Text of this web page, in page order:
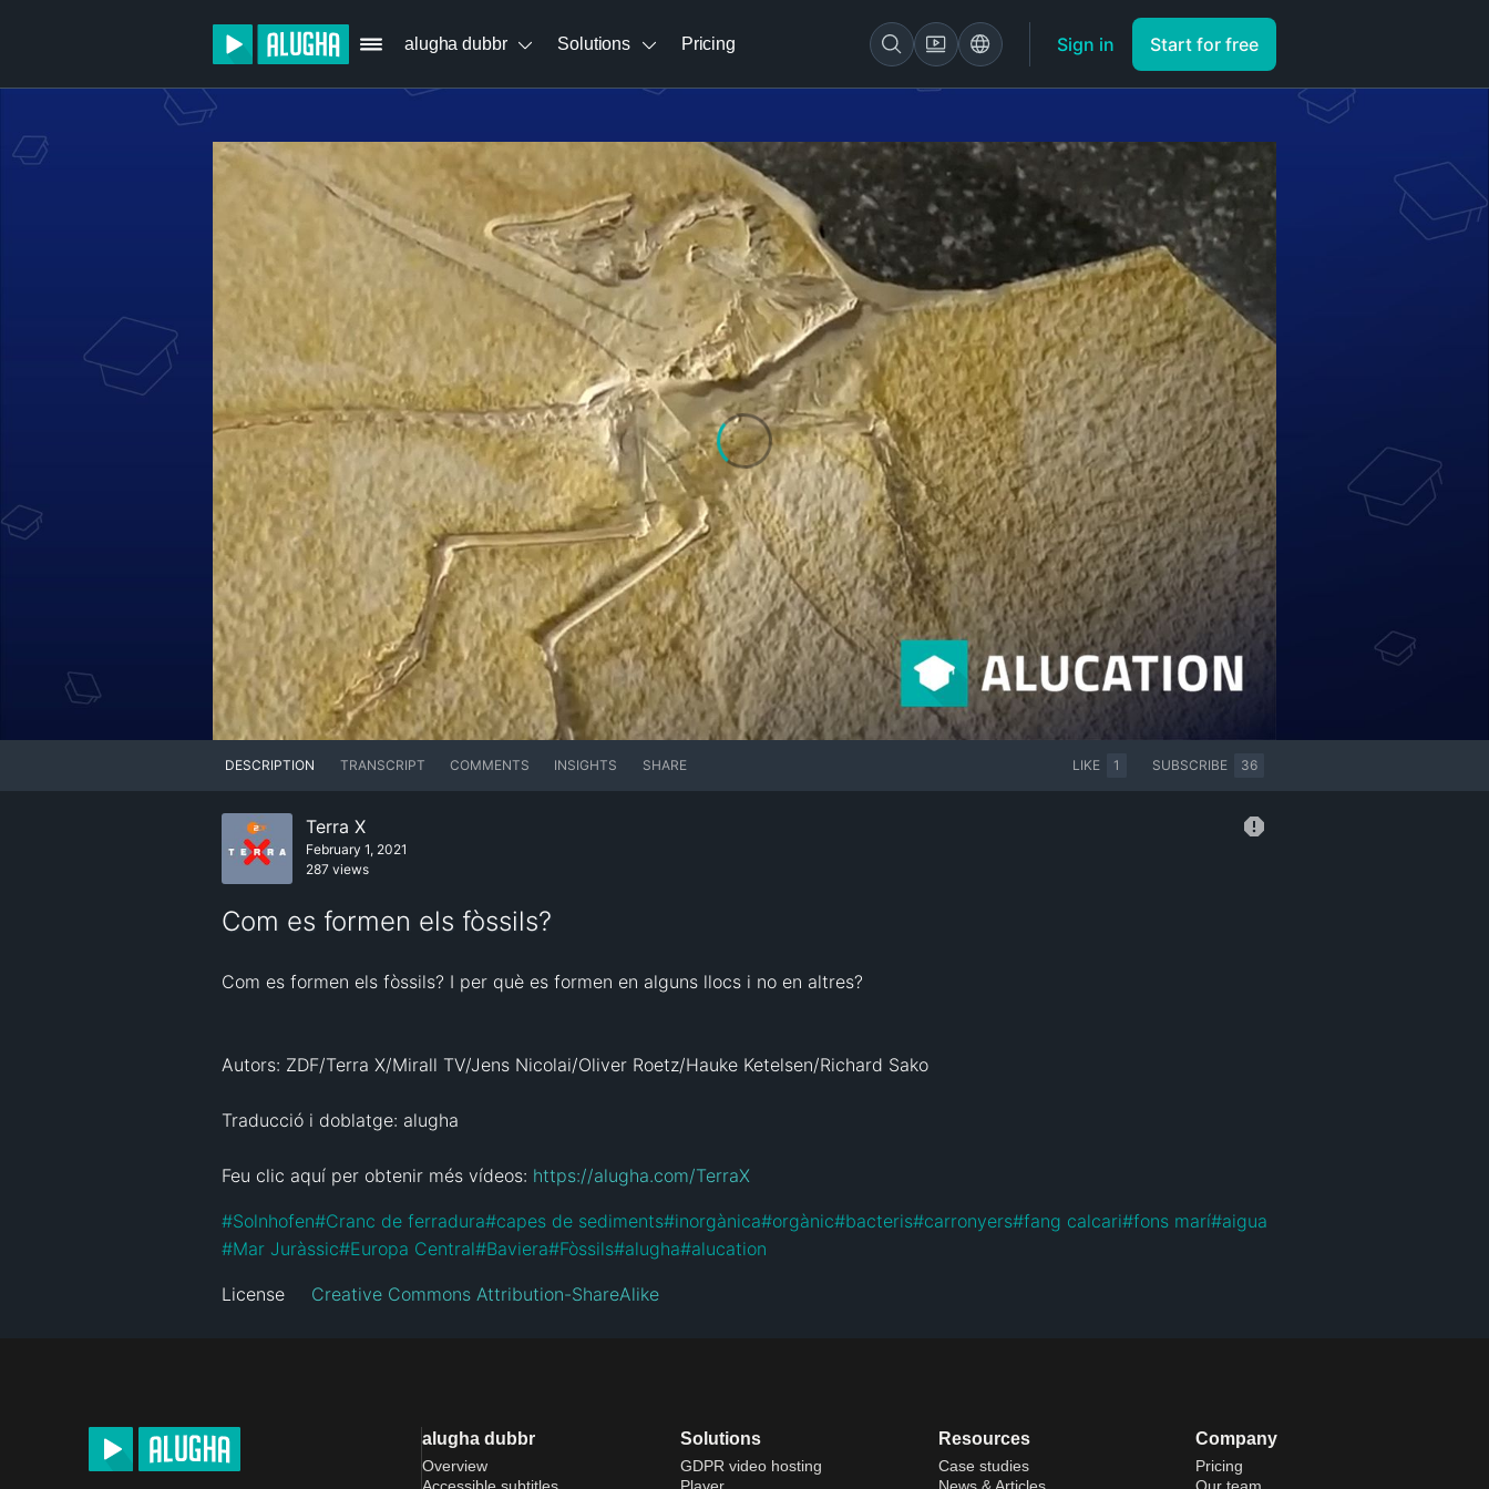
alugha dubbr Solutions Pricing Sign in Start for free
DESCRIPTION TRANSCRIPT COMMENTS INSIGHTS SHARE LIKE 1 SUBSCRIBE 36
Terra X
February 1, 2021
287 views
Com es formen els fòssils?
Com es formen els fòssils? I per què es formen en alguns llocs i no en altres?
Autors: ZDF/Terra X/Mirall TV/Jens Nicolai/Oliver Roetz/Hauke Ketelsen/Richard Sako
Traducció i doblatge: alugha
Feu clic aquí per obtenir més vídeos: https://alugha.com/TerraX
#Solnhofen#Cranc de ferradura#capes de sediments#inorgànica#orgànic#bacteris#carronyers#fang calcari#fons marí#aigua
#Mar Juràssic#Europa Central#Baviera#Fòssils#alugha#alucation
License Creative Commons Attribution-ShareAlike
alugha dubbr
Overview
Accessible subtitles
Solutions
GDPR video hosting
Player
Resources
Case studies
News & Articles
Company
Pricing
Our team